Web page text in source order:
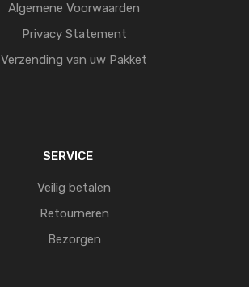
Algemene Voorwaarden
Privacy Statement
Verzending van uw Pakket
SERVICE
Veilig betalen
Retourneren
Bezorgen